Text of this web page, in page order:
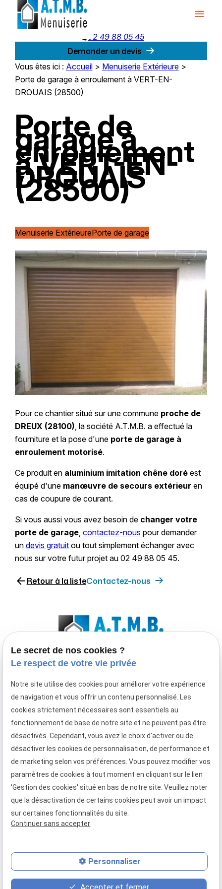
menu
phone 02 49 88 05 45
Demander un devis
Vous êtes ici : Accueil> Menuiserie Extérieure>
Porte de garage à enroulement à VERT-EN-
DROUAIS (28500)
Porte de
garage à
enroulement
à VERT-EN-
DROUAIS
(28500)
Menuiserie ExtérieurePorte de garage
Pour ce chantier situé sur une commune proche de
DREUX (28100), la société A.T.M.B. a effectué la
fourniture et la pose d'une porte de garage à
enroulement motorisé.
Ce produit en aluminium imitation chêne doréest
équipé d'une manœuvre de secours extérieur en
cas de coupure de courant.
Si vous aussi vous avez besoin de changer votre
porte de garage, contactez-nous pour demander
un devis gratuitou tout simplement échanger avec
nous sur votre futur projet au 02 49 88 05 45.
arrow_back Retour à la listeContactez-nous
en fenêtre, porte-fenêtre, baie coulissante,
porte d'entrée, volet roulant et
porte de garage à enroulement
Téléphone
02 49 88 05 45
Adresse
Gustave Eiffel
27130 Verneuil
d'Avre et
d'Iton
Horaires
08:30 -
18:00
Lundi -
Vendredi
place feed phone
Panneau de gestion des cookies
Le secret de nos cookies ?
Le respect de votre vie privée
Notre site utilise des cookies pour améliorer votre expérience
de navigation et vous offrir un contenu personnalisé. Les
cookies strictement nécessaires sont essentiels au
fonctionnement de base de notre site et ne peuvent pas être
désactivés. Cependant, vous avez le choix d'activer ou de
désactiver les cookies de personnalisation, de performance et
de marketing selon vos préférences. Vous pouvez modifier vos
paramètres de cookies à tout moment en cliquant sur le lien
'Gestion des cookies' situé en bas de notre site. Veuillez noter
que la désactivation de certains cookies peut avoir un impact
sur certaines fonctionnalités du site.
Continuer sans accepter
Personnaliser